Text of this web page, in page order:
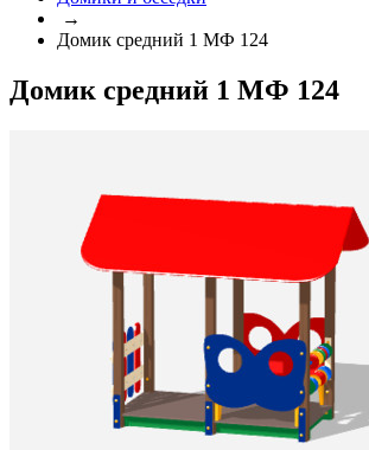
→
Домик средний 1 МФ 124
Домик средний 1 МФ 124